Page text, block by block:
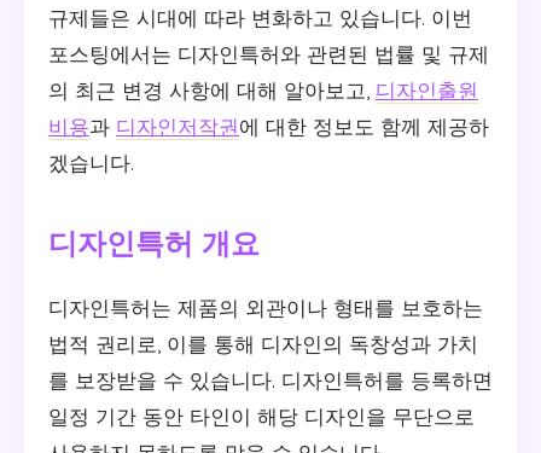
규제들은 시대에 따라 변화하고 있습니다. 이번
포스팅에서는 디자인특허와 관련된 법률 및 규제
의 최근 변경 사항에 대해 알아보고, 디자인출원
비용과 디자인저작권에 대한 정보도 함께 제공하
겠습니다.
디자인특허 개요
디자인특허는 제품의 외관이나 형태를 보호하는
법적 권리로, 이를 통해 디자인의 독창성과 가치
를 보장받을 수 있습니다. 디자인특허를 등록하면
일정 기간 동안 타인이 해당 디자인을 무단으로